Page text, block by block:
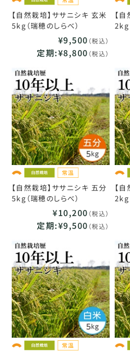
【自然栽培】ササニシキ 玄米
5kg（瑞穂のしらべ）
¥9,500 （税込）
定期:¥8,800 （税込）
【
2kg
【自然栽培】ササニシキ 五分
5kg（瑞穂のしらべ）
¥10,200 （税込）
定期:¥9,500 （税込）
【
2kg